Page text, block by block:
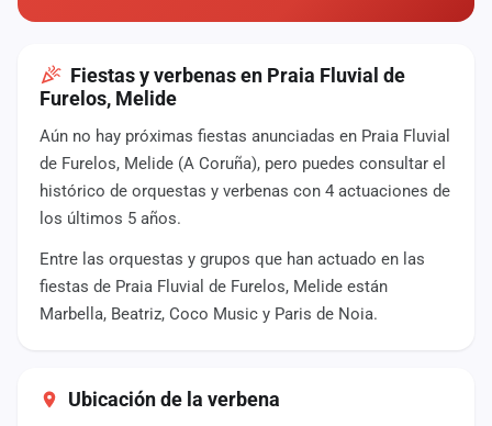
Fiestas y verbenas en Praia Fluvial de
Furelos, Melide
Aún no hay próximas fiestas anunciadas en Praia Fluvial
de Furelos, Melide (A Coruña), pero puedes consultar el
histórico de orquestas y verbenas con 4 actuaciones de
los últimos 5 años.
Entre las orquestas y grupos que han actuado en las
fiestas de Praia Fluvial de Furelos, Melide están
Marbella, Beatriz, Coco Music y Paris de Noia.
Ubicación de la verbena
Agencias
Rankings
Anuncios
sesión
Crear
cuenta
Contacto